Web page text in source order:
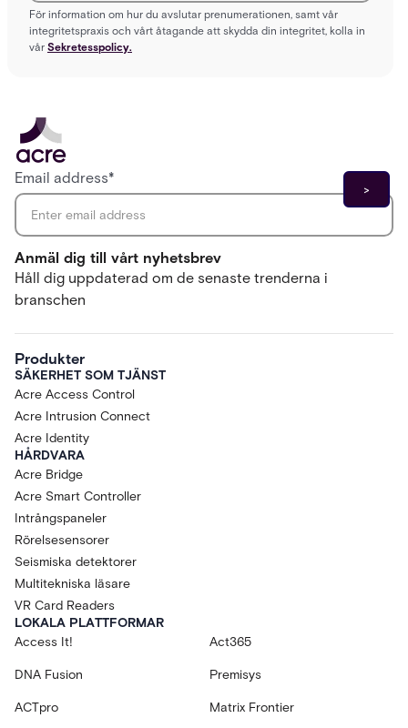
För information om hur du avslutar prenumerationen, samt vår
integritetspraxis och vårt åtagande att skydda din integritet, kolla in
vår Sekretesspolicy.
Anmäl dig till vårt nyhetsbrev
Håll dig uppdaterad om de senaste trenderna i
branschen
Email address*
Produkter
SÄKERHET SOM TJÄNST
Acre Access Control
Acre Intrusion Connect
Acre Identity
HÅRDVARA
Acre Bridge
Acre Smart Controller
Intrångspaneler
Rörelsesensorer
Seismiska detektorer
Multitekniska läsare
VR Card Readers
LOKALA PLATTFORMAR
Access It!
Act365
DNA Fusion Premisys
ACTpro Matrix Frontier